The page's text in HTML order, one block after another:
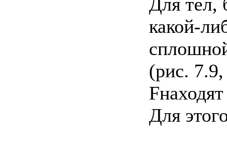
какой-
(рис. 7.9,
Для